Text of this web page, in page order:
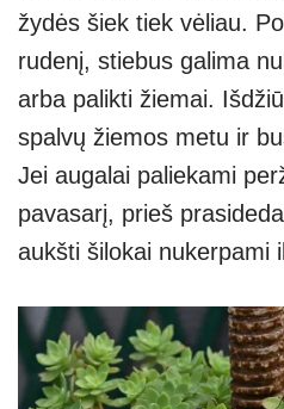
žydės šiek tiek vėliau.
rudenį, stiebus galima
arba palikti žiemai.
spalvų žiemos metu ir
Jei augalai paliekami
pavasarį, prieš
aukšti šilokai nukerpami